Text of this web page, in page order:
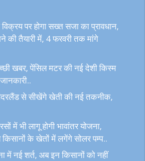
पर होगा सख्त सजा का प्रावधान,
की तैयारी में, 4 फरवरी तक मांगे
खबर, पेंसिल मटर की नई देशी किस्म
से सीखेंगे खेती की नई तकनीक,
में भी लागू होगी भावांतर योजना,
के खेतों में लगेंगे सोलर पम्प..
में नई शर्त, अब इन किसानों को नहीं